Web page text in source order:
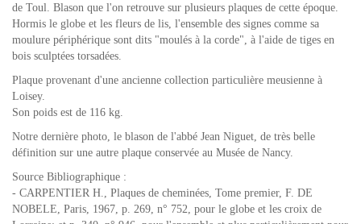
de Toul. Blason que l'on retrouve sur plusieurs plaques de cette époque.
Hormis le globe et les fleurs de lis, l'ensemble des signes comme sa
moulure périphérique sont dits "moulés à la corde", à l'aide de tiges en
bois sculptées torsadées.
Plaque provenant d'une ancienne collection particulière meusienne à
Loisey.
Son poids est de 116 kg.
Notre dernière photo, le blason de l'abbé Jean Niguet, de très belle
définition sur une autre plaque conservée au Musée de Nancy.
Source Bibliographique :
- CARPENTIER H., Plaques de cheminées, Tome premier, F. DE
NOBELE, Paris, 1967, p. 269, n° 752, pour le globe et les croix de